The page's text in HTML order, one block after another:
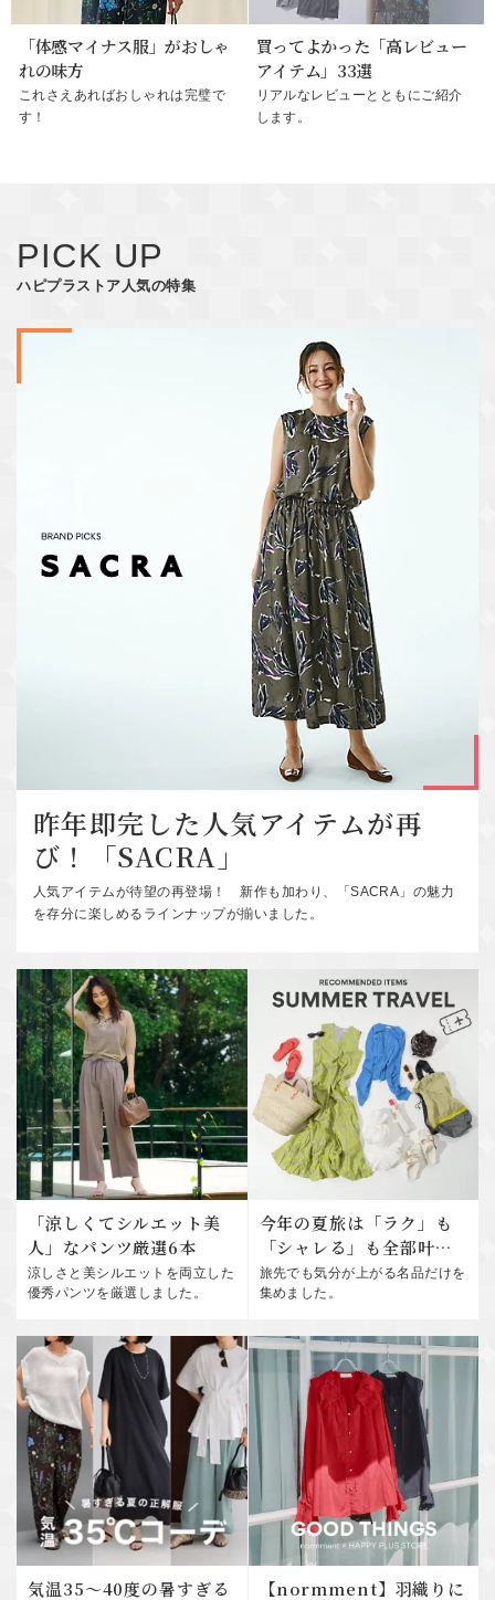
「体感マイナス服」がおしゃ
れの味方
これさえあればおしゃれは完璧で
す！
買ってよかった「高レビュー
アイテム」33選
リアルなレビューとともにご紹介
します。
PICK UP
ハピプラストア人気の特集
昨年即完した人気アイテムが再
び！「SACRA」
人気アイテムが待望の再登場！ 新作も加わり、「SACRA」の魅力
を存分に楽しめるラインナップが揃いました。
「涼しくてシルエット美
人」なパンツ厳選6本
涼しさと美シルエットを両立した
優秀パンツを厳選しました。
今年の夏旅は「ラク」も
「シャレる」も全部叶え
る！
旅先でも気分が上がる名品だけを
集めました。
気温35～40度の暑すぎる
【normment】羽織りに